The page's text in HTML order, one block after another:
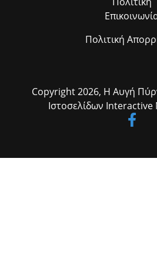
Πολιτική
Copyright 2026, Η Αυγή
Ιστοσελίδων Interactive